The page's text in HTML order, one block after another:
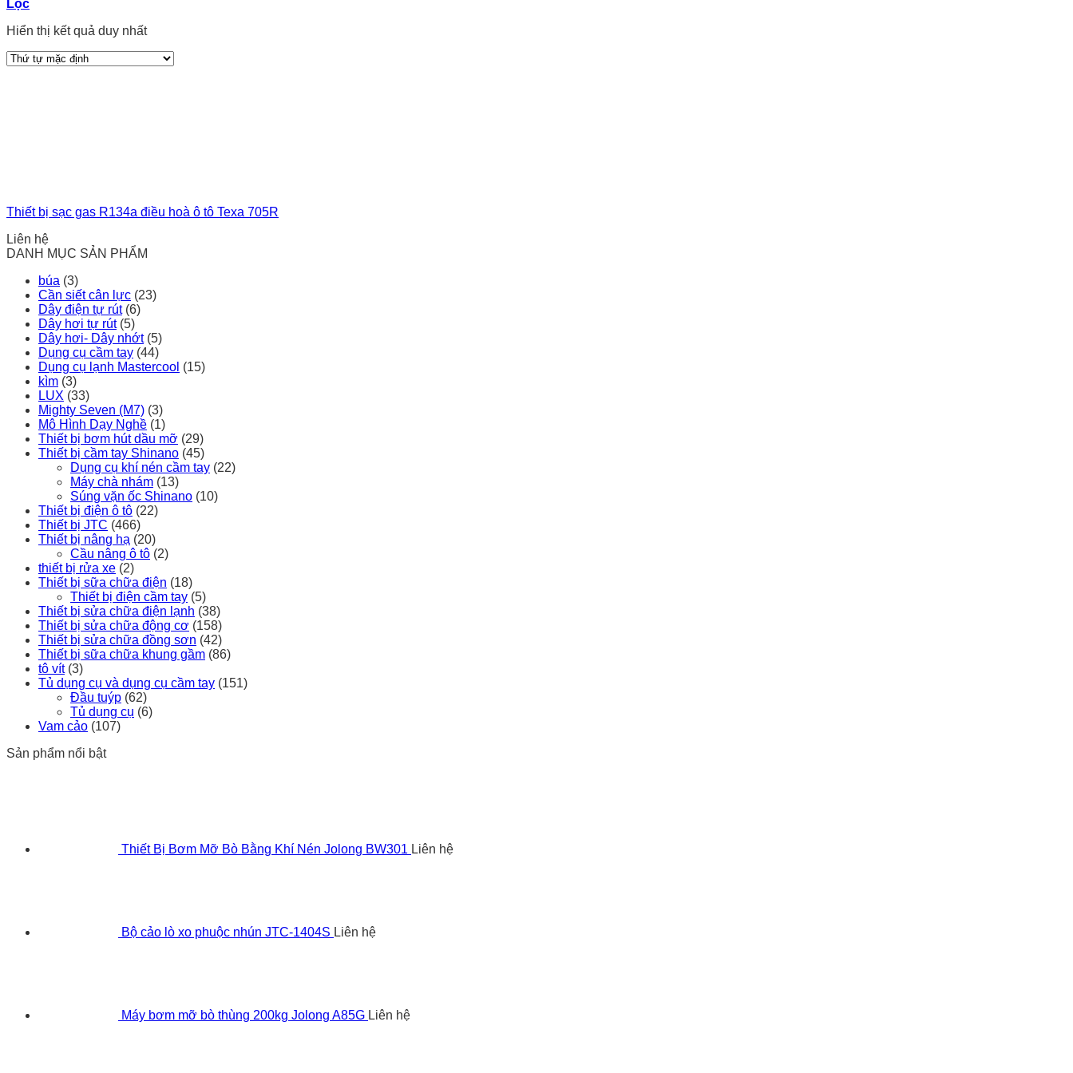
Lọc
Hiển thị kết quả duy nhất
Thiết bị sạc gas R134a điều hoà ô tô Texa 705R
Liên hệ
DANH MỤC SẢN PHẨM
búa (3)
Cần siết cân lực (23)
Dây điện tự rút (6)
Dây hơi tự rút (5)
Dây hơi- Dây nhớt (5)
Dụng cụ cầm tay (44)
Dụng cụ lạnh Mastercool (15)
kìm (3)
LUX (33)
Mighty Seven (M7) (3)
Mô Hình Dạy Nghề (1)
Thiết bị bơm hút dầu mỡ (29)
Thiết bị cầm tay Shinano (45)
Dụng cụ khí nén cầm tay (22)
Máy chà nhám (13)
Súng vặn ốc Shinano (10)
Thiết bị điện ô tô (22)
Thiết bị JTC (466)
Thiết bị nâng hạ (20)
Cầu nâng ô tô (2)
thiết bị rửa xe (2)
Thiết bị sữa chữa điện (18)
Thiết bị điện cầm tay (5)
Thiết bị sửa chữa điện lạnh (38)
Thiết bị sửa chữa động cơ (158)
Thiết bị sửa chữa đồng sơn (42)
Thiết bị sữa chữa khung gầm (86)
tô vít (3)
Tủ dụng cụ và dụng cụ cầm tay (151)
Đầu tuýp (62)
Tủ dụng cụ (6)
Vam cảo (107)
Sản phẩm nổi bật
Thiết Bị Bơm Mỡ Bò Bằng Khí Nén Jolong BW301 Liên hệ
Bộ cảo lò xo phuộc nhún JTC-1404S Liên hệ
Máy bơm mỡ bò thùng 200kg Jolong A85G Liên hệ